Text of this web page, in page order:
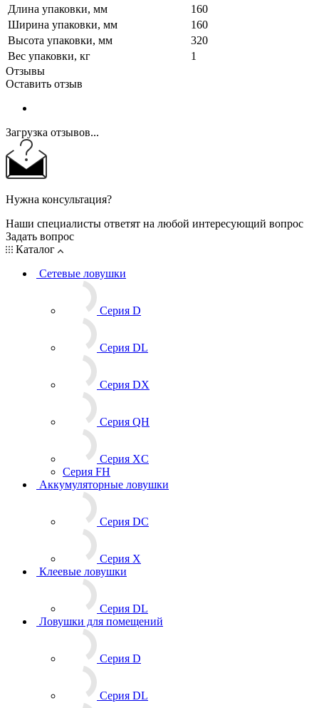
Длина упаковки, мм
160
Ширина упаковки, мм
160
Высота упаковки, мм
320
Вес упаковки, кг
1
Отзывы
Оставить отзыв
Загрузка отзывов...
Нужна консультация?
Наши специалисты ответят на любой интересующий вопрос
Задать вопрос
Каталог
Сетевые ловушки
Серия D
Серия DL
Серия DX
Серия QH
Серия XC
Серия FH
Аккумуляторные ловушки
Серия DC
Серия X
Клеевые ловушки
Серия DL
Ловушки для помещений
Серия D
Серия DL